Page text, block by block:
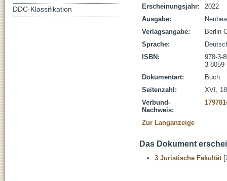
Erscheinungsjahr:
2022
Ausgabe:
Verlagsangabe:
Berlin
Sprache:
ISBN:
978-3-
3-
Dokumentart:
Buch
Seitenzahl:
XVI,
Verbund-
Nachweis:
Zur Langanzeige
Das Dokument
3 Juristische Fakultät
DDC-Klassifikation